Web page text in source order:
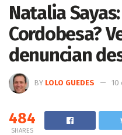
Natalia
Cordobesa?
denuncian
BY LOLO GUEDES 10
484
SHARES